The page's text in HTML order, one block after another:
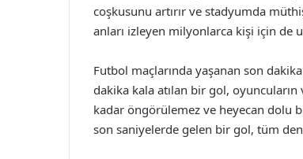
coşkusunu artırır ve stadyumda
anları izleyen milyonlarca kişi için de
Futbol maçlarında yaşanan son
dakika kala atılan bir gol, oyuncuların
kadar öngörülemez ve heyecan dolu
son saniyelerde gelen bir gol, tüm